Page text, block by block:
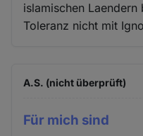
islamischen
Toleranz nicht mit
A.S. (nicht überprüft)
Für mich sind